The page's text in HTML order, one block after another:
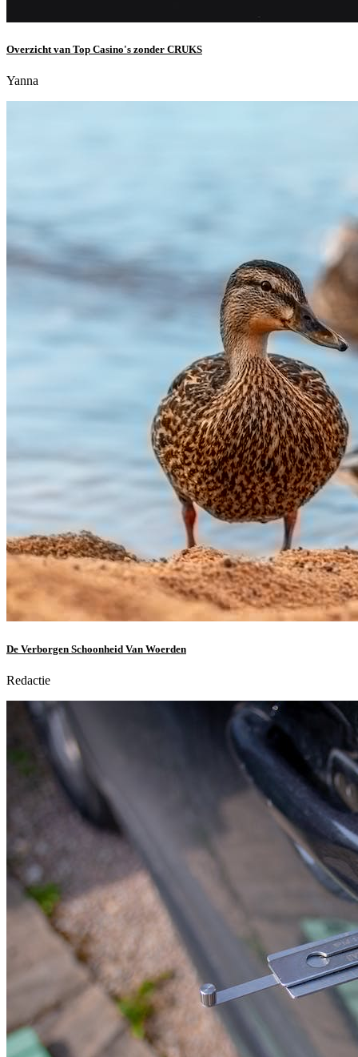
Overzicht van Top Casino's zonder CRUKS
Yanna
De Verborgen Schoonheid Van Woerden
Redactie